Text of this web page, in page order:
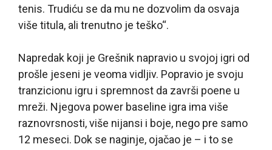
tenis. Trudiću se da mu ne dozvolim da osvaja
više titula, ali trenutno je teško“.
Napredak koji je Grešnik napravio u svojoj igri od
prošle jeseni je veoma vidljiv. Popravio je svoju
tranzicionu igru i spremnost da završi poene u
mreži. Njegova power baseline igra ima više
raznovrsnosti, više nijansi i boje, nego pre samo
12 meseci. Dok se naginje, ojačao je – i to se